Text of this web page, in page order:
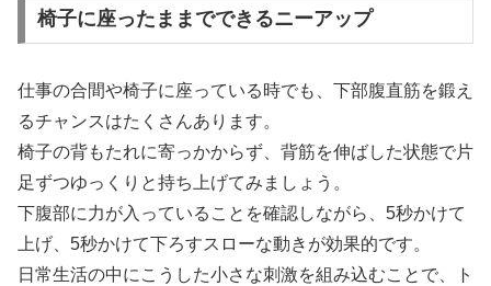
椅子に座ったままでできるニーアップ
仕事の合間や椅子に座っている時でも、下部腹直筋を鍛え
るチャンスはたくさんあります。
椅子の背もたれに寄っかからず、背筋を伸ばした状態で片
足ずつゆっくりと持ち上げてみましょう。
下腹部に力が入っていることを確認しながら、5秒かけて
上げ、5秒かけて下ろすスローな動きが効果的です。
日常生活の中にこうした小さな刺激を組み込むことで、ト